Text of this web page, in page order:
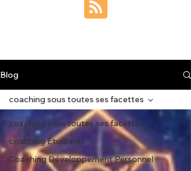
Blog
coaching sous toutes ses facettes
coaching Etudiants
Coaching Développement Personnel
coaching sous toutes ses facettes